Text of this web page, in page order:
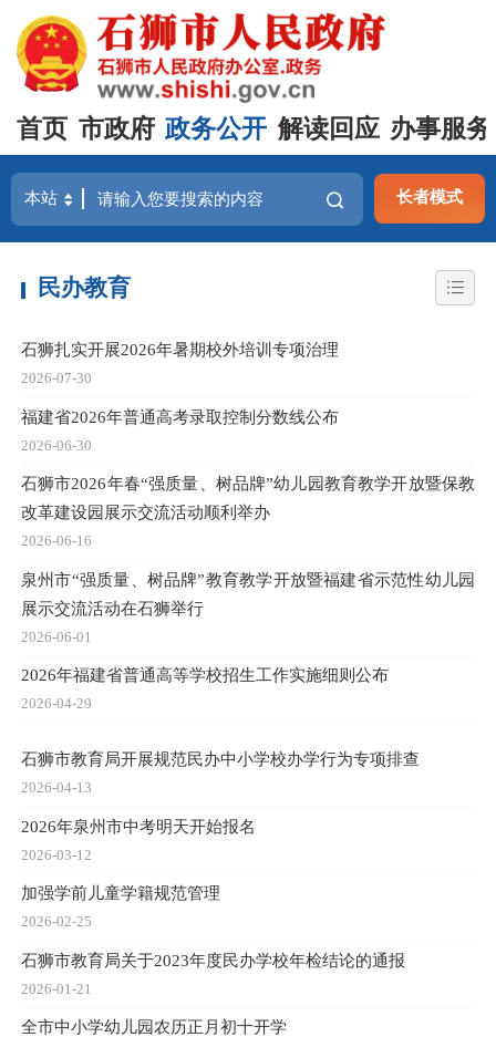
首页 市政府 政务公开 解读回应 办事服务
长者模式
民办教育
石狮扎实开展2026年暑期校外培训专项治理
2026-07-30
福建省2026年普通高考录取控制分数线公布
2026-06-30
石狮市2026年春“强质量、树品牌”幼儿园教育教学开放暨保教
改革建设园展示交流活动顺利举办
2026-06-16
泉州市“强质量、树品牌”教育教学开放暨福建省示范性幼儿园
展示交流活动在石狮举行
2026-06-01
2026年福建省普通高等学校招生工作实施细则公布
2026-04-29
石狮市教育局开展规范民办中小学校办学行为专项排查
2026-04-13
2026年泉州市中考明天开始报名
2026-03-12
加强学前儿童学籍规范管理
2026-02-25
石狮市教育局关于2023年度民办学校年检结论的通报
2026-01-21
全市中小学幼儿园农历正月初十开学